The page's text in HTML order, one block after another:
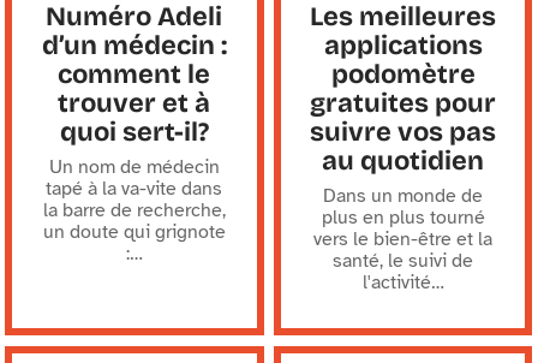
Numéro Adeli
d’un médecin :
comment le
trouver et à
quoi sert-il?
Un nom de médecin
tapé à la va-vite dans
la barre de recherche,
un doute qui grignote
:…
Les meilleures
applications
podomètre
gratuites pour
suivre vos pas
au quotidien
Dans un monde de
plus en plus tourné
vers le bien-être et la
santé, le suivi de
l'activité…